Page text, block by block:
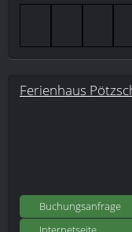
Ferienhaus
Buchungsanfrage